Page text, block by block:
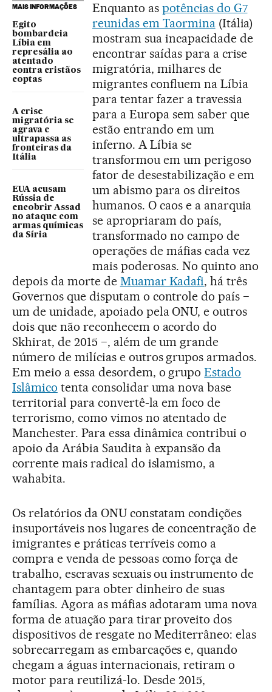
MAIS INFORMAÇÕES
Egito
bombardeia
Líbia em
represália ao
atentado
contra cristãos
coptas
A crise
migratória se
agrava e
ultrapassa as
fronteiras da
Itália
EUA acusam
Rússia de
encobrir Assad
no ataque com
armas químicas
da Síria
Enquanto as potências do G7
reunidas em Taormina(Itália)
mostram sua incapacidade de
encontrar saídas para a crise
migratória, milhares de
migrantes confluem na Líbia
para tentar fazer a travessia
para a Europa sem saber que
estão entrando em um
inferno. A Líbia se
transformou em um perigoso
fator de desestabilização e em
um abismo para os direitos
humanos. O caos e a anarquia
se apropriaram do país,
transformado no campo de
operações de máfias cada vez
mais poderosas. No quinto ano
depois da morte de Muamar Kadafi, há três
Governos que disputam o controle do país −
um de unidade, apoiado pela ONU, e outros
dois que não reconhecem o acordo do
Skhirat, de 2015 −, além de um grande
número de milícias e outros grupos armados.
Em meio a essa desordem, o grupoEstado
Islâmico tenta consolidar uma nova base
territorial para convertê-la em foco de
terrorismo, como vimos no atentado de
Manchester. Para essa dinâmica contribui o
apoio da Arábia Saudita à expansão da
corrente mais radical do islamismo, a
wahabita.
Os relatórios da ONU constatam condições
insuportáveis nos lugares de concentração de
imigrantes e práticas terríveis como a
compra e venda de pessoas como força de
trabalho, escravas sexuais ou instrumento de
chantagem para obter dinheiro de suas
famílias. Agora as máfias adotaram uma nova
forma de atuação para tirar proveito dos
dispositivos de resgate no Mediterrâneo: elas
sobrecarregam as embarcações e, quando
chegam a águas internacionais, retiram o
motor para reutilizá-lo. Desde 2015,